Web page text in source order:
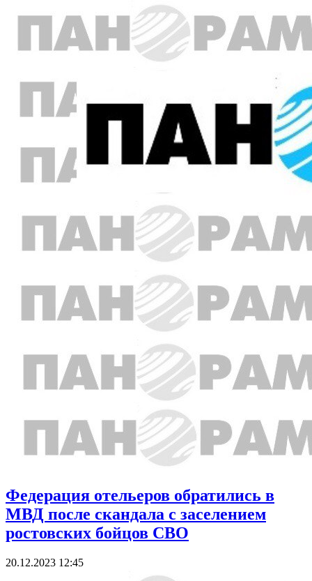
Федерация отельеров обратились в
МВД после скандала с заселением
ростовских бойцов СВО
20.12.2023 12:45